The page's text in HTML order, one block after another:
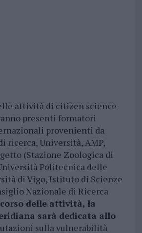
attività di citizen science
presenti formatori
provenienti da
ricerca, Università, AMP,
(Stazione Zoologica di
Politecnica delle
di Vigo, Istituto di Scienze
Nazionale di Ricerca
delle attività, la
sarà dedicata allo
sulla vulnerabilità